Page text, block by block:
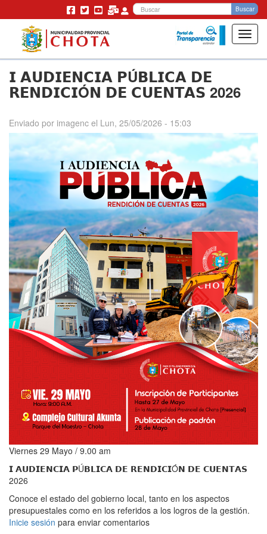
Pasar
contenido
principal
Buscar
𝗜 𝗔𝗨𝗗𝗜𝗘𝗡𝗖𝗜𝗔 𝗣Ú𝗕𝗟𝗜𝗖𝗔 𝗗𝗘
𝗥𝗘𝗡𝗗𝗜𝗖𝗜Ó𝗡 𝗗𝗘 𝗖𝗨𝗘𝗡𝗧𝗔𝗦 2026
Enviado por imagenc el Lun, 25/05/2026 - 15:03
Viernes 29 Mayo / 9.00 am
𝗜 𝗔𝗨𝗗𝗜𝗘𝗡𝗖𝗜𝗔 𝗣Ú𝗕𝗟𝗜𝗖𝗔 𝗗𝗘 𝗥𝗘𝗡𝗗𝗜𝗖𝗜Ó𝗡 𝗗𝗘 𝗖𝗨𝗘𝗡𝗧𝗔𝗦
2026
Conoce el estado del gobierno local, tanto en los aspectos
presupuestales como en los referidos a los logros de la gestión.
Inicie sesión para enviar comentarios